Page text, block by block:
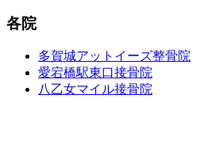
各院
多賀城アットイーズ整骨院
愛宕橋駅東口接骨院
八乙女マイル接骨院